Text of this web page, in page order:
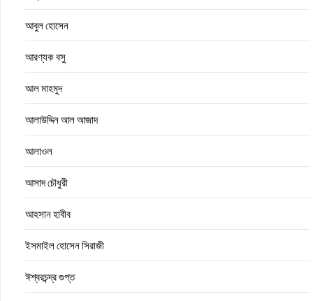
আবুল হোসেন
আরণ্যক বসু
আল মাহমুদ
আলাউদ্দিন আল আজাদ
আলাওল
আসাদ চৌধুরী
আহসান হাবীব
ইসমাইল হোসেন সিরাজী
ঈশ্বরচন্দ্র গুপ্ত